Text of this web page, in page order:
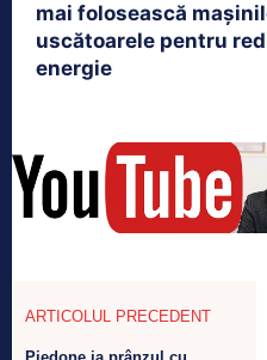
mai folosească
uscătoarele pentru
energie
ARTICOLUL PRECEDENT